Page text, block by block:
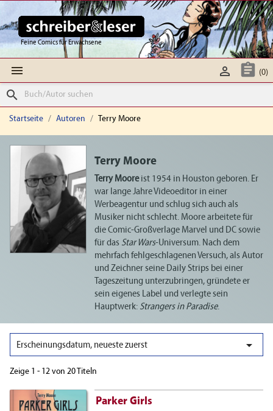
Feine Comics für Erwachsene
  (0)

search
Startseite Autoren Terry Moore
Terry Moore
Terry Mooreist 1954 in Houston geboren. Er
war lange Jahre Videoeditor in einer
Werbeagentur und schlug sich auch als
Musiker nicht schlecht. Moore arbeitete für
die Comic-Großverlage Marvel und DC sowie
für das Star Wars-Universum. Nach dem
mehrfach fehlgeschlagenen Versuch, als Autor
und Zeichner seine Daily Strips bei einer
Tageszeitung unterzubringen, gründete er
sein eigenes Label und verlegte sein
Hauptwerk: Strangers in Paradise.
Erscheinungsdatum, neueste zuerst 
Zeige 1 - 12 von 20 Titeln
Parker Girls